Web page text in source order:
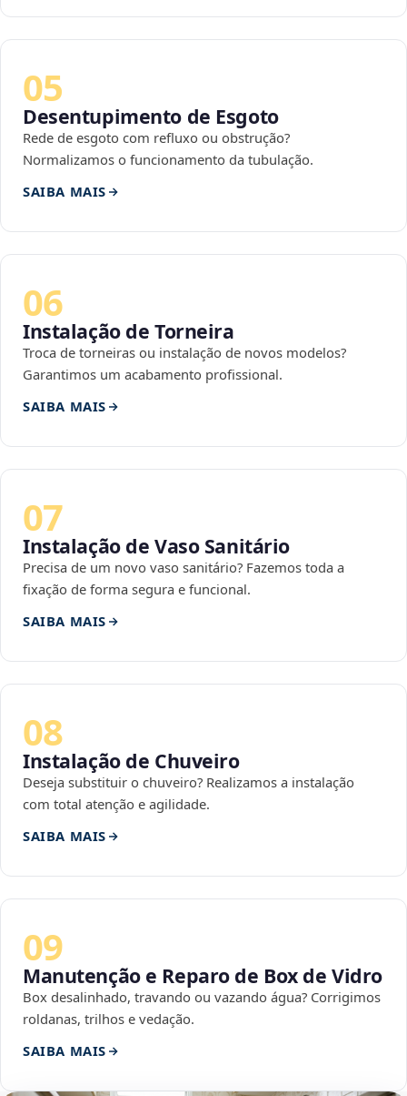
05
Desentupimento de Esgoto
Rede de esgoto com refluxo ou obstrução?
Normalizamos o funcionamento da tubulação.
SAIBA MAIS
06
Instalação de Torneira
Troca de torneiras ou instalação de novos modelos?
Garantimos um acabamento profissional.
SAIBA MAIS
07
Instalação de Vaso Sanitário
Precisa de um novo vaso sanitário? Fazemos toda a
fixação de forma segura e funcional.
SAIBA MAIS
08
Instalação de Chuveiro
Deseja substituir o chuveiro? Realizamos a instalação
com total atenção e agilidade.
SAIBA MAIS
09
Manutenção e Reparo de Box de Vidro
Box desalinhado, travando ou vazando água? Corrigimos
roldanas, trilhos e vedação.
SAIBA MAIS